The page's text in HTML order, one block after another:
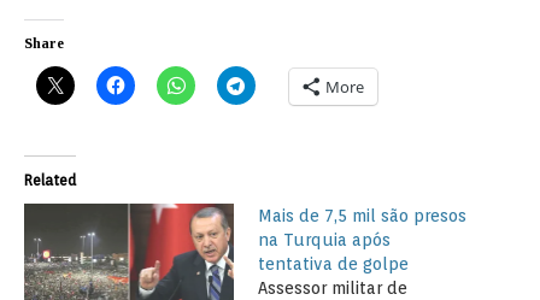
Share
More
Related
Mais de 7,5 mil são presos
na Turquia após
tentativa de golpe
Assessor militar de